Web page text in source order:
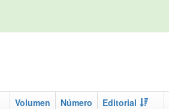
Volumen Número Editorial